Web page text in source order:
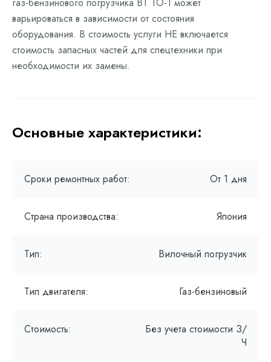
варьироваться в зависимости от состояния
оборудования. В стоимость услуги НЕ включается
стоимость запасных частей для спецтехники при
необходимости их замены.
Основные характеристики:
Сроки ремонтных работ: От 1 дня
Страна производства: Япония
Тип: Вилочный погрузчик
Тип двигателя: Газ-бензиновый
Стоимость:
Без учета стоимости З/
Ч